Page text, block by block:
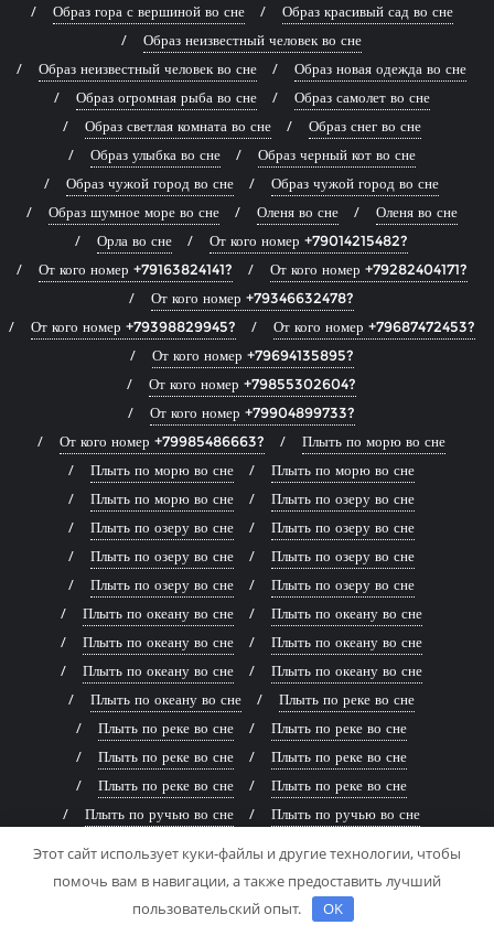
Образ гора с вершиной во сне
Образ красивый сад во сне
Образ неизвестный человек во сне
Образ неизвестный человек во сне
Образ новая одежда во сне
Образ огромная рыба во сне
Образ самолет во сне
Образ светлая комната во сне
Образ снег во сне
Образ улыбка во сне
Образ черный кот во сне
Образ чужой город во сне
Образ чужой город во сне
Образ шумное море во сне
Оленя во сне
Оленя во сне
Орла во сне
От кого номер +79014215482?
От кого номер +79163824141?
От кого номер +79282404171?
От кого номер +79346632478?
От кого номер +79398829945?
От кого номер +79687472453?
От кого номер +79694135895?
От кого номер +79855302604?
От кого номер +79904899733?
От кого номер +79985486663?
Плыть по морю во сне
Плыть по морю во сне
Плыть по морю во сне
Плыть по морю во сне
Плыть по озеру во сне
Плыть по озеру во сне
Плыть по озеру во сне
Плыть по озеру во сне
Плыть по озеру во сне
Плыть по озеру во сне
Плыть по озеру во сне
Плыть по океану во сне
Плыть по океану во сне
Плыть по океану во сне
Плыть по океану во сне
Плыть по океану во сне
Плыть по океану во сне
Плыть по океану во сне
Плыть по реке во сне
Плыть по реке во сне
Плыть по реке во сне
Плыть по реке во сне
Плыть по реке во сне
Плыть по реке во сне
Плыть по реке во сне
Плыть по ручью во сне
Плыть по ручью во сне
Потерять велосипед во сне
Потерять дом во сне
Этот сайт использует куки-файлы и другие технологии, чтобы
помочь вам в навигации, а также предоставить лучший
пользовательский опыт.
OK